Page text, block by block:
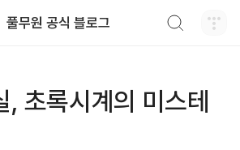
풀무원 공식 블로그
, 초록시계의 미스테